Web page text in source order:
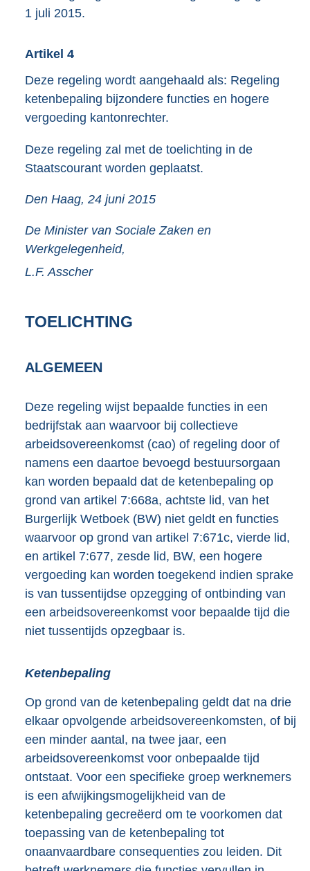
1 juli 2015.
Artikel 4
Deze regeling wordt aangehaald als: Regeling
ketenbepaling bijzondere functies en hogere
vergoeding kantonrechter.
Deze regeling zal met de toelichting in de
Staatscourant worden geplaatst.
Den Haag, 24 juni 2015
De Minister van Sociale Zaken en
Werkgelegenheid,
L.F. Asscher
TOELICHTING
ALGEMEEN
Deze regeling wijst bepaalde functies in een
bedrijfstak aan waarvoor bij collectieve
arbeidsovereenkomst (cao) of regeling door of
namens een daartoe bevoegd bestuursorgaan
kan worden bepaald dat de ketenbepaling op
grond van artikel 7:668a, achtste lid, van het
Burgerlijk Wetboek (BW) niet geldt en functies
waarvoor op grond van artikel 7:671c, vierde lid,
en artikel 7:677, zesde lid, BW, een hogere
vergoeding kan worden toegekend indien sprake
is van tussentijdse opzegging of ontbinding van
een arbeidsovereenkomst voor bepaalde tijd die
niet tussentijds opzegbaar is.
Ketenbepaling
Op grond van de ketenbepaling geldt dat na drie
elkaar opvolgende arbeidsovereenkomsten, of bij
een minder aantal, na twee jaar, een
arbeidsovereenkomst voor onbepaalde tijd
ontstaat. Voor een specifieke groep werknemers
is een afwijkingsmogelijkheid van de
ketenbepaling gecreëerd om te voorkomen dat
toepassing van de ketenbepaling tot
onaanvaardbare consequenties zou leiden. Dit